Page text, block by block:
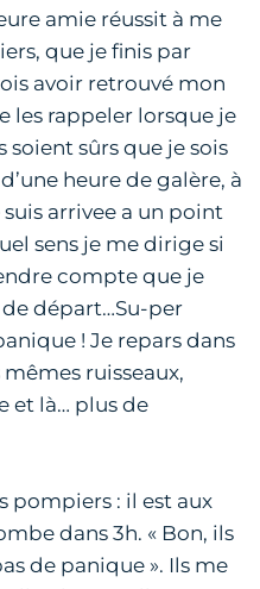
amie réussit à me
que je finis par
avoir retrouvé mon
les rappeler lorsque je
soient sûrs que je sois
heure de galère, à
arrivee a un point
sens je me dirige si
compte que je
départ…Su-per
! Je repars dans
mêmes ruisseaux,
et là… plus de
pompiers : il est aux
dans 3h. « Bon, ils
de panique ». Ils me